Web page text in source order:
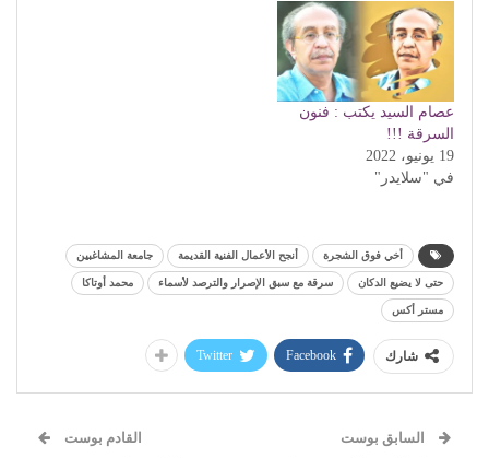
عصام السيد يكتب : فنون
السرقة !!!
19 يونيو، 2022
في "سلايدر"
أخي فوق الشجرة أنجح الأعمال الفنية القديمة جامعة المشاغبين
حتى لا يضيع الدكان سرقة مع سبق الإصرار والترصد لأسماء محمد أوتاكا
مستر أكس
شارك Facebook
Twitter
السابق بوست القادم بوست